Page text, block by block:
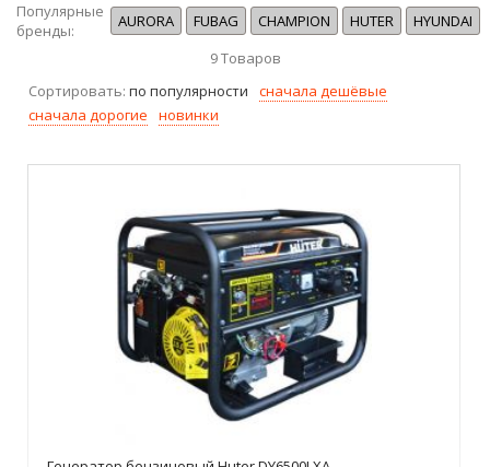
Популярные
бренды:
AURORA FUBAG CHAMPION HUTER
HYUNDAI
9Товаров
Сортировать: по популярности
сначала дешёвые
сначала дорогие
новинки